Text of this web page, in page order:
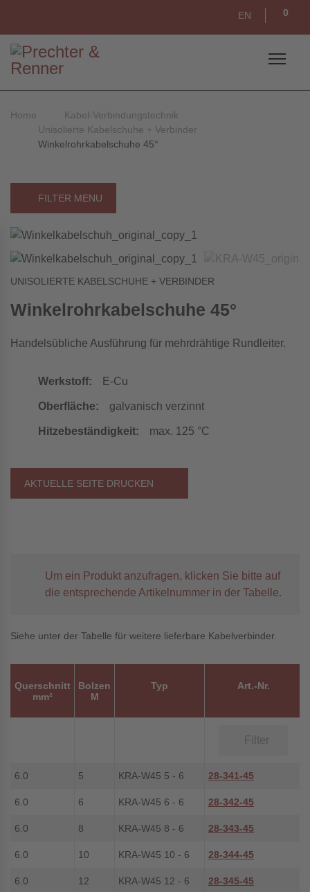
EN 0
Home
Kabel-Verbindungstechnik
Unisolierte Kabelschuhe + Verbinder
Winkelrohrkabelschuhe 45°
FILTER MENU
UNISOLIERTE KABELSCHUHE + VERBINDER
Winkelrohrkabelschuhe 45°
Handelsübliche Ausführung für mehrdrähtige Rundleiter.
Werkstoff: E-Cu
Oberfläche: galvanisch verzinnt
Hitzebeständigkeit: max. 125 °C
AKTUELLE SEITE DRUCKEN
Um ein Produkt anzufragen, klicken Sie bitte auf
die entsprechende Artikelnummer in der Tabelle.
Siehe unter der Tabelle für weitere lieferbare Kabelverbinder.
Querschnitt
mm²
Bolzen
M
Typ Art.-Nr.
6.0 5 KRA-W45 5 - 6 28-341-45
6.0 6 KRA-W45 6 - 6 28-342-45
6.0 8 KRA-W45 8 - 6 28-343-45
6.0 10 KRA-W45 10 - 6 28-344-45
6.0 12 KRA-W45 12 - 6 28-345-45